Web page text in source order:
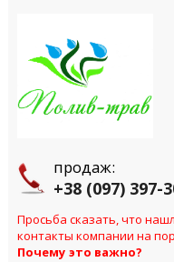
продаж:
+38 (097) 397-
Просьба сказать, что
контакты компании на
Почему это важно?